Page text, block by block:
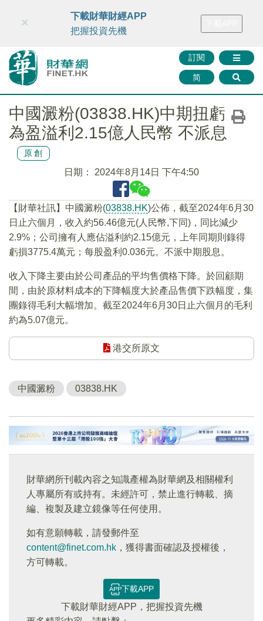
財華智庫網 FINTV FINMETA 財華證券 媒體矩陣
訂閱
简
×
下載財華財經APP
把握投資先機
中國澱粉(03838.HK)中期扭虧
為盈溢利2.15億人民幣 不派息
原創
日期： 2024年8月14日 下午4:50
【財華社訊】中國澱粉(03838.HK)公佈，截至2024年6月30
日止六個月，收入約56.46億元(人民幣,下同)，同比減少
2.9%；公司擁有人應佔溢利約2.15億元，上年同期則錄得
虧損3775.4萬元；每股盈利0.036元。不派中期股息。
收入下降主要由於公司產品的平均售價格下降。於回顧期
間，由於原材料成本的下降幅度大於產品售價下跌幅度，集
團錄得毛利大幅增加。截至2024年6月30日止六個月的毛利
約為5.07億元。
港交所原文
中國澱粉 03838.HK
財華網所刊載內容之知識產權為財華網及相關權利
人專屬所有或持有。未經許可，禁止進行轉載、摘
編、複製及建立鏡像等任何使用。
如有意願轉載，請發郵件至
content@finet.com.hk ，獲得書面確認及授權後，
方可轉載。
下載APP
下載財華財經APP，把握投資先機